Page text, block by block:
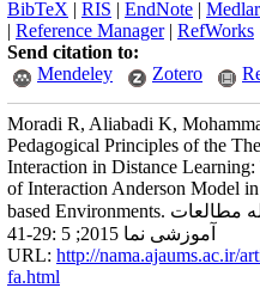
BibTeX | RIS | EndNote |
| Reference Manager| RefWorks
Send citation to:
Mendeley
Zotero
Moradi R, Aliabadi K,
Pedagogical Principles of the
Interaction in Distance
of Interaction Anderson Model
based Environments. مجله مطالعات
آموزشی نما 2015; 5 :29-41
URL: http://nama.ajaums.ac.ir/
fa.html